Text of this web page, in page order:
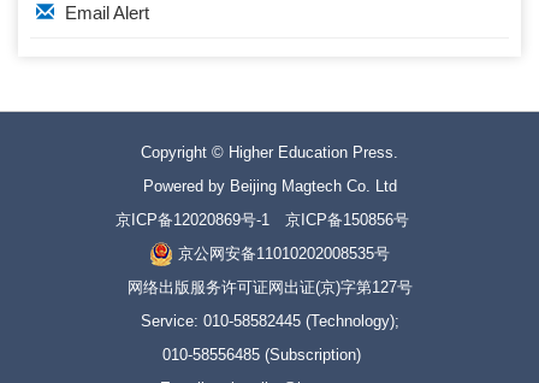
Email Alert
Copyright © Higher Education Press.
Powered by Beijing Magtech Co. Ltd
京ICP备12020869号-1
京ICP备150856号
京公网安备11010202008535号
网络出版服务许可证网出证(京)字第127号
Service: 010-58582445 (Technology);
010-58556485 (Subscription)